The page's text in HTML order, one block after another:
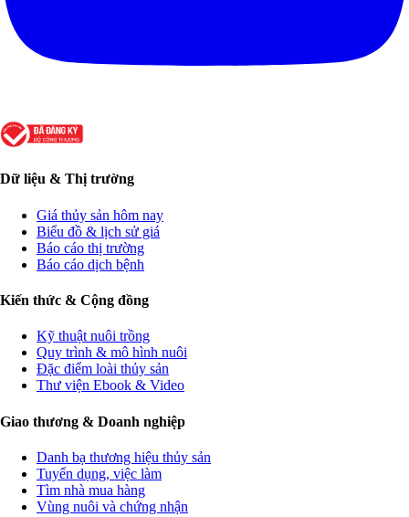
Dữ liệu & Thị trường
Giá thủy sản hôm nay
Biểu đồ & lịch sử giá
Báo cáo thị trường
Báo cáo dịch bệnh
Kiến thức & Cộng đồng
Kỹ thuật nuôi trồng
Quy trình & mô hình nuôi
Đặc điểm loài thủy sản
Thư viện Ebook & Video
Giao thương & Doanh nghiệp
Danh bạ thương hiệu thủy sản
Tuyển dụng, việc làm
Tìm nhà mua hàng
Vùng nuôi và chứng nhận